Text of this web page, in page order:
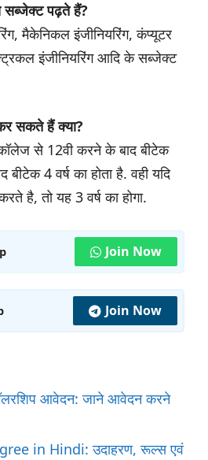
सब्जेक्ट पढ़ते हैं?
मैकेनिकल इंजीनियरिंग, कंप्यूटर
इंजीनियरिंग आदि के सब्जेक्ट
सकते हैं क्या?
कॉलेज से 12वी करने के बाद बीटेक
4 वर्ष का होता है. वही यदि
है, तो यह 3 वर्ष का होगा.
Join Now
Join Now
आवेदन: जाने आवेदन करने
in Hindi: उदाहरण, रूल्स एवं